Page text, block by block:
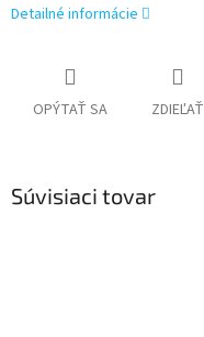
Detailné informácie
OPÝTAŤ SA ZDIEĽAŤ
Súvisiaci tovar